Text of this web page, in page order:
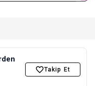
Takip Et